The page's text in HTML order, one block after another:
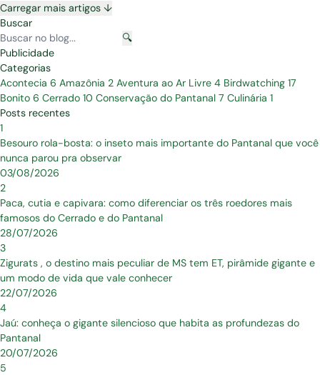
Carregar mais artigos ↓
Buscar
🔍
Publicidade
Categorias
Acontecia 6 Amazônia 2 Aventura ao Ar Livre 4 Birdwatching 17
Bonito 6 Cerrado 10 Conservação do Pantanal 7 Culinária 1
Posts recentes
1
Besouro rola-bosta: o inseto mais importante do Pantanal que você
nunca parou pra observar
03/08/2026
2
Paca, cutia e capivara: como diferenciar os três roedores mais
famosos do Cerrado e do Pantanal
28/07/2026
3
Zigurats , o destino mais peculiar de MS tem ET, pirâmide gigante e
um modo de vida que vale conhecer
22/07/2026
4
Jaú: conheça o gigante silencioso que habita as profundezas do
Pantanal
20/07/2026
5